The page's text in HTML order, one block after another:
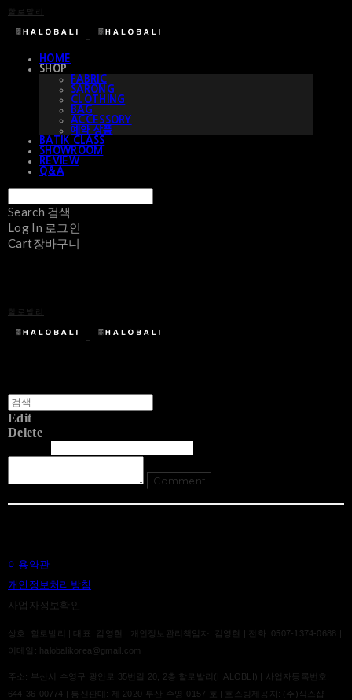
할로발리
HOME
SHOP
FABRIC
SARONG
CLOTHING
BAG
ACCESSORY
예약 상품
BATIK CLASS
SHOWROOM
REVIEW
Q&A
Search 검색
Log In 로그인
Cart장바구니
할로발리
Edit
Delete
Comment
이용약관
개인정보처리방침
사업자정보확인
상호: 할로발리 | 대표: 김영현 | 개인정보관리책임자: 김영현 | 전화: 0507-1374-0688 |
이메일: halobalikorea@gmail.com
주소: 부산시 수영구 광안로 35번길 20, 2층 할로발리(HALOBLI) | 사업자등록번호:
644-36-00774 | 통신판매: 제 2020-부산 수영-0157 호 | 호스팅제공자: (주)식스샵